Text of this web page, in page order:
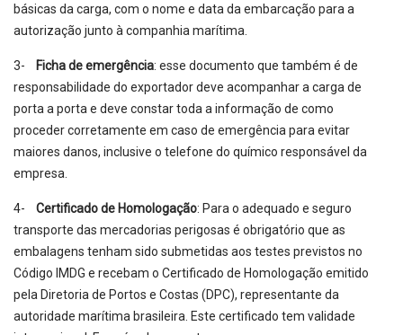
básicas da carga, com o nome e data da embarcação para a
autorização junto à companhia marítima.
3- Ficha de emergência: esse documento que também é de
responsabilidade do exportador deve acompanhar a carga de
porta a porta e deve constar toda a informação de como
proceder corretamente em caso de emergência para evitar
maiores danos, inclusive o telefone do químico responsável da
empresa.
4- Certificado de Homologação: Para o adequado e seguro
transporte das mercadorias perigosas é obrigatório que as
embalagens tenham sido submetidas aos testes previstos no
Código IMDG e recebam o Certificado de Homologação emitido
pela Diretoria de Portos e Costas (DPC), representante da
autoridade marítima brasileira. Este certificado tem validade